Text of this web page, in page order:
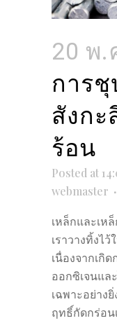
20 พ.
การชุ
สังก
ร้อน
Posted at
webmaster
เหล็กและเห
เราวางทิ้งไ
เนื่องจากเกิ
ออกซิเจนแล
เฉพาะอย่าง
ฤทธิ์กัดกร่อน